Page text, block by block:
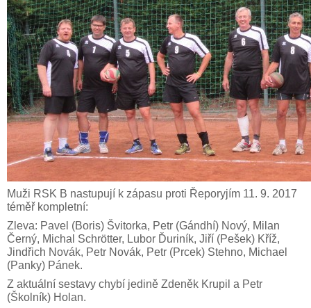
Muži RSK B nastupují k zápasu proti Řeporyjím 11. 9. 2017
téměř kompletní:
Zleva: Pavel (Boris) Švitorka, Petr (Gándhí) Nový, Milan
Černý, Michal Schrötter, Lubor Ďuriník, Jiří (Pešek) Kříž,
Jindřich Novák, Petr Novák, Petr (Prcek) Stehno, Michael
(Panky) Pánek.
Z aktuální sestavy chybí jedině Zdeněk Krupil a Petr
(Školník) Holan.